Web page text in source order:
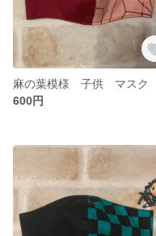
600円